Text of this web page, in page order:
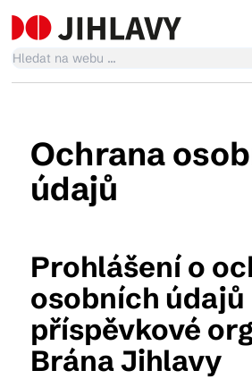
Tradiční akce
Články
Suvenýry
Ochrana
údajů
Prohlášení o
osobních údajů
příspěvkové
Brána Jihlavy